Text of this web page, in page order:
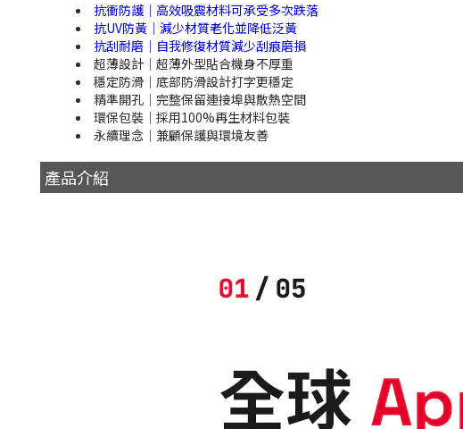
抗衝防護｜高效吸震材料可承受多次跌落
抗UV防黃｜減少材質老化並降低泛黃
抗刮耐磨｜自我修復材質減少刮痕磨損
超薄設計｜超薄外型貼合機身不厚重
穩定防滑｜底部防滑設計打字更穩定
精準開孔｜完整保留連接埠與散熱空間
環保包裝｜採用100%再生材料包裝
永續理念｜兼顧保護與環境友善
產品介紹